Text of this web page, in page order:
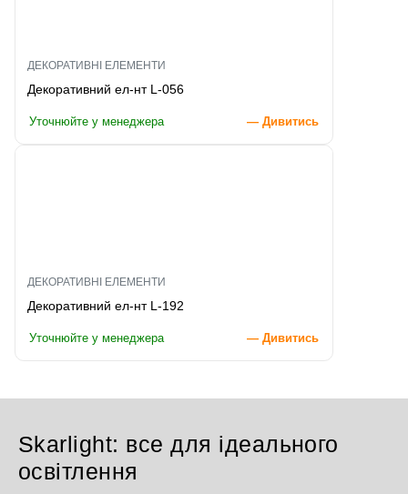
ДЕКОРАТИВНІ ЕЛЕМЕНТИ
Декоративний ел-нт L-056
Уточнюйте у менеджера — Дивитись
ДЕКОРАТИВНІ ЕЛЕМЕНТИ
Декоративний ел-нт L-192
Уточнюйте у менеджера — Дивитись
Skarlight: все для ідеального
освітлення